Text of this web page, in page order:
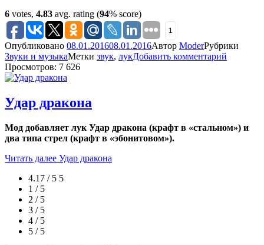
6 votes, 4.83 avg. rating (94% score)
1
Опубликовано 08.01.201608.01.2016Автор ModerРубрики
Звуки и музыкаМетки звук, лукДобавить комментарий
Просмотров: 7 626
Удар дракона
Мод добавляет лук Удар дракона (крафт в «стальном») и
два типа стрел (крафт в «эбонитовом»).
Читать далее Удар дракона
4.17 / 5 5
1 / 5
2 / 5
3 / 5
4 / 5
5 / 5